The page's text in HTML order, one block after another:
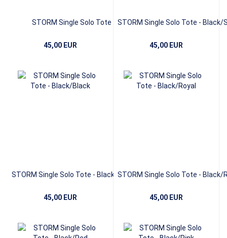
STORM Single Solo Tote -
45,00 EUR
STORM Single Solo Tote - Black/
45,00 EUR
STORM Single Solo Tote - Black/Black
45,00 EUR
STORM Single Solo Tote - Black/
45,00 EUR